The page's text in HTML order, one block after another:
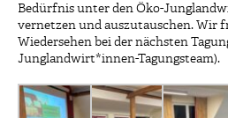
Bedürfnis unter den Öko-
vernetzen und auszutauschen. Wir
Wiedersehen bei der nächsten
Junglandwirt*innen-Tagungsteam).